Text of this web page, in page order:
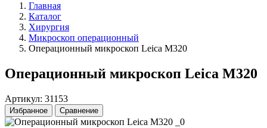
Главная
Каталог
Хирургия
Микроскоп операционный
Операционный микроскоп Leica M320
Операционный микроскоп Leica M320
Артикул: 31153
Избранное Сравнение